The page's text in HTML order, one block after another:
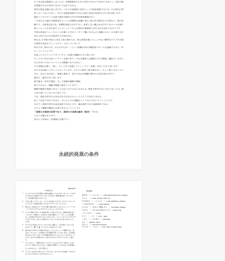
永続的発展の条件